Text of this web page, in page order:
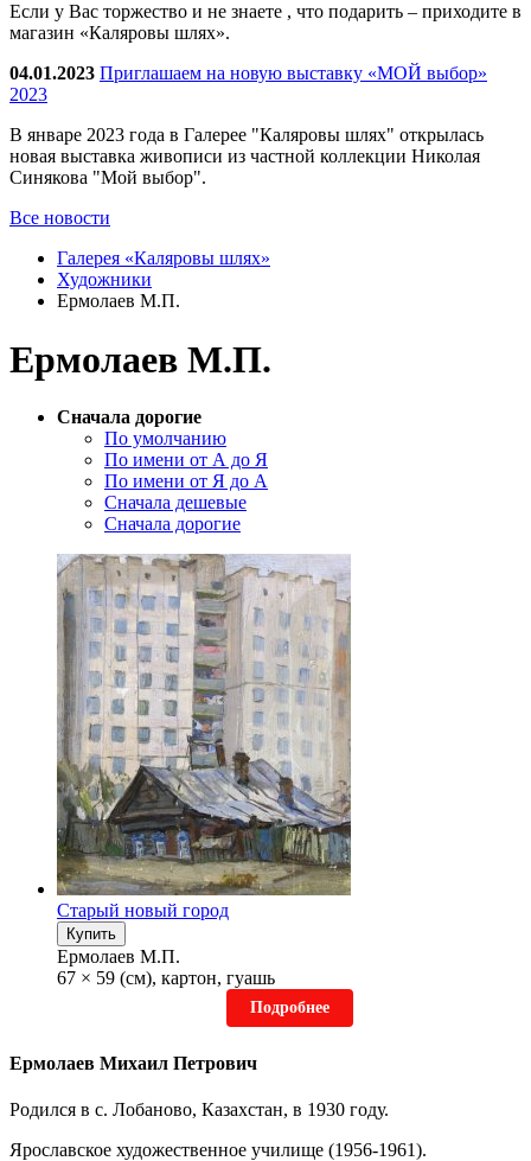
Если у Вас торжество и не знаете , что подарить – приходите в
магазин «Каляровы шлях».
04.01.2023 Приглашаем на новую выставку «МОЙ выбор»
2023
В январе 2023 года в Галерее "Каляровы шлях" открылась
новая выставка живописи из частной коллекции Николая
Синякова "Мой выбор".
Все новости
Галерея «Каляровы шлях»
Художники
Ермолаев М.П.
Ермолаев М.П.
Сначала дорогие
По умолчанию
По имени от А до Я
По имени от Я до А
Сначала дешевые
Сначала дорогие
Старый новый город
Купить
Ермолаев М.П.
67 × 59 (см), картон, гуашь
Подробнее
Ермолаев Михаил Петрович
Родился в с. Лобаново, Казахстан, в 1930 году.
Ярославское художественное училище (1956-1961).